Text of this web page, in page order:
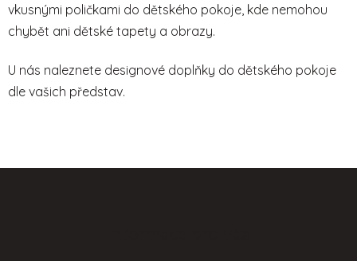
vkusnými poličkami do dětského pokoje, kde nemohou
chybět ani dětské tapety a obrazy.
U nás naleznete designové doplňky do dětského pokoje
dle vašich představ.